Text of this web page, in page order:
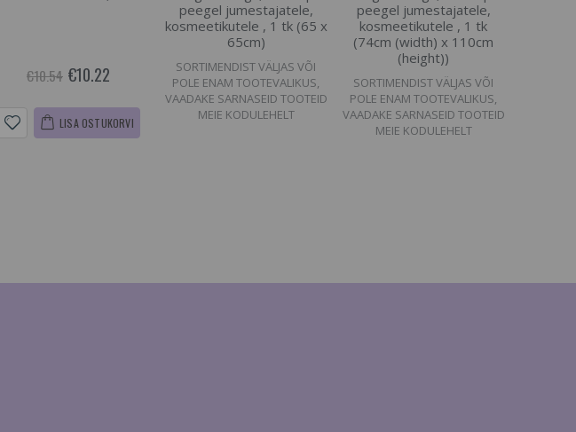
€10.54 €10.22
LISA OSTUKORVI
peegel jumestajatele,
kosmeetikutele , 1 tk (65 x
65cm)
SORTIMENDIST VÄLJAS VÕI
POLE ENAM TOOTEVALIKUS,
VAADAKE SARNASEID TOOTEID
MEIE KODULEHELT
peegel jumestajatele,
kosmeetikutele , 1 tk
(74cm (width) x 110cm
(height))
SORTIMENDIST VÄLJAS VÕI
POLE ENAM TOOTEVALIKUS,
VAADAKE SARNASEID TOOTEID
MEIE KODULEHELT